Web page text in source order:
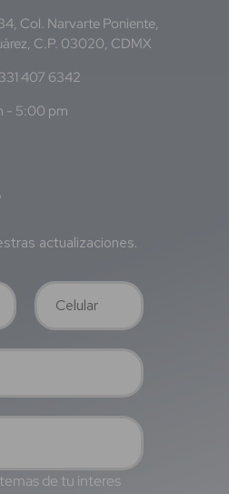
Col. Narvarte Poniente,
C.P. 03020, CDMX
407 6342
- 5:00 pm
actualizaciones.
de tu interes